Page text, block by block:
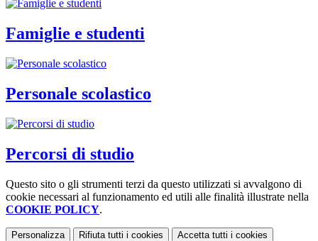
Famiglie e studenti
Personale scolastico
Percorsi di studio
Questo sito o gli strumenti terzi da questo utilizzati si avvalgono di
cookie necessari al funzionamento ed utili alle finalità illustrate nella
COOKIE POLICY.
Personalizza Rifiuta tutti i cookies Accetta tutti i cookies